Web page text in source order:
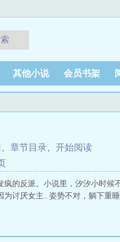
其他小说 会员书架
章节目录
开始阅读
的反派。小说里，汐汐小时候
讨厌女主.. 姿势不对，躺下重睡